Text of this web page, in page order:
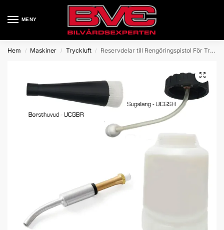
MENY
Hem / Maskiner / Tryckluft / Reservdelar till Rengöringspistol För Tryckluft